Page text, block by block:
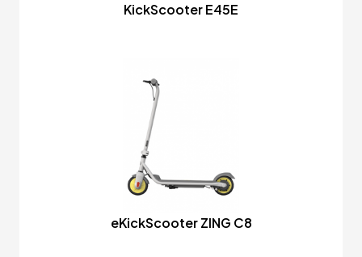
KickScooter E45E
eKickScooter ZING C8